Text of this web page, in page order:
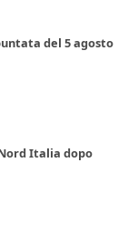
del 5 agosto
Italia dopo